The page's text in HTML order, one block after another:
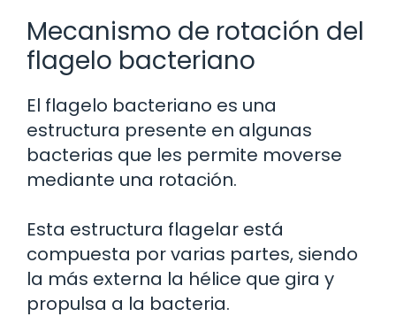
Mecanismo de rotación del
flagelo bacteriano
El flagelo bacteriano es una
estructura presente en algunas
bacterias que les permite moverse
mediante una rotación.
Esta estructura flagelar está
compuesta por varias partes, siendo
la más externa la hélice que gira y
propulsa a la bacteria.